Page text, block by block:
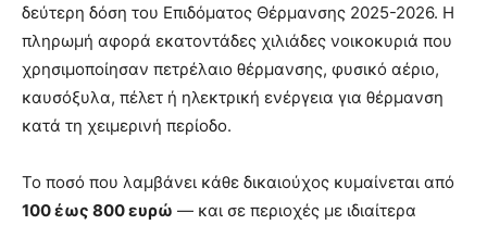
δεύτερη δόση του Επιδόματος Θέρμανσης 2025-2026. Η
πληρωμή αφορά εκατοντάδες χιλιάδες νοικοκυριά που
χρησιμοποίησαν πετρέλαιο θέρμανσης, φυσικό αέριο,
καυσόξυλα, πέλετ ή ηλεκτρική ενέργεια για θέρμανση
κατά τη χειμερινή περίοδο.
Το ποσό που λαμβάνει κάθε δικαιούχος κυμαίνεται από
100 έως 800 ευρώ — και σε περιοχές με ιδιαίτερα